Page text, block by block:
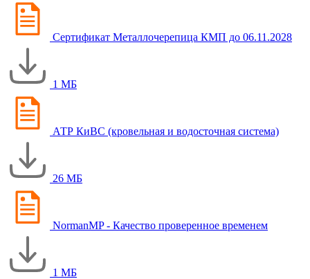
Сертификат Металлочерепица КМП до 06.11.2028
1 МБ
АТР КиВС (кровельная и водосточная система)
26 МБ
NormanMP - Качество проверенное временем
1 МБ